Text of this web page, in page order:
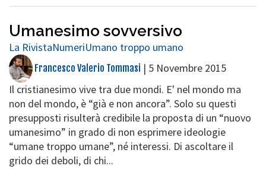
Umanesimo sovversivo
La RivistaNumeriUmano troppo umano
Francesco Valerio Tommasi | 5 Novembre 2015
Il cristianesimo vive tra due mondi. E' nel mondo ma
non del mondo, è “già e non ancora”. Solo su questi
presupposti risulterà credibile la proposta di un “nuovo
umanesimo” in grado di non esprimere ideologie
“umane troppo umane”, né interessi. Di ascoltare il
grido dei deboli, di chi...